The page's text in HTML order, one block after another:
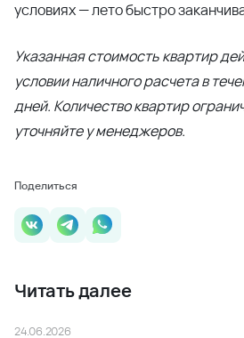
помогут подобрать
проконсультируют по ипотеке
одобрение;
сделки — от начала до конца.
Не упустите шанс
Указанная стоимость квартир
условии наличного расчета в